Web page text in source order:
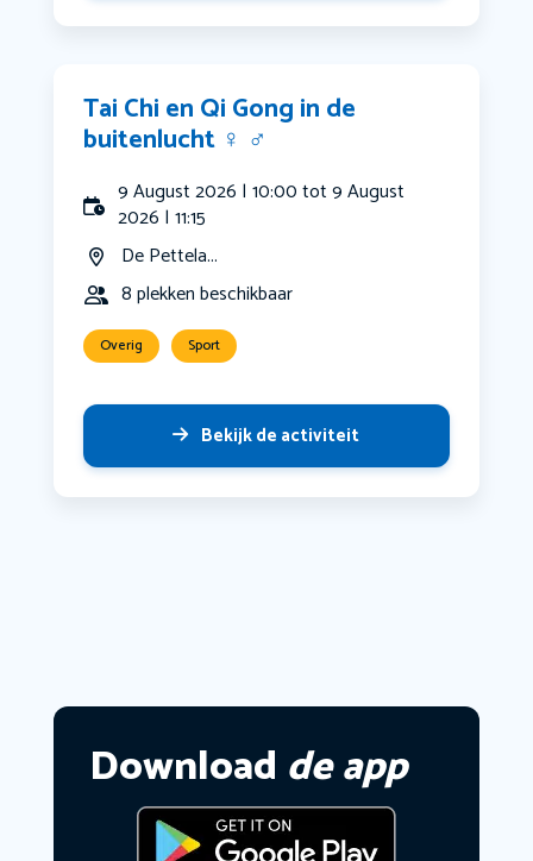
Tai Chi en Qi Gong in de
buitenlucht ‍♀️ ‍♂️
9 August 2026 | 10:00 tot 9 August
2026 | 11:15
De Pettela...
8 plekken beschikbaar
Overig Sport
Bekijk de activiteit
Download de app